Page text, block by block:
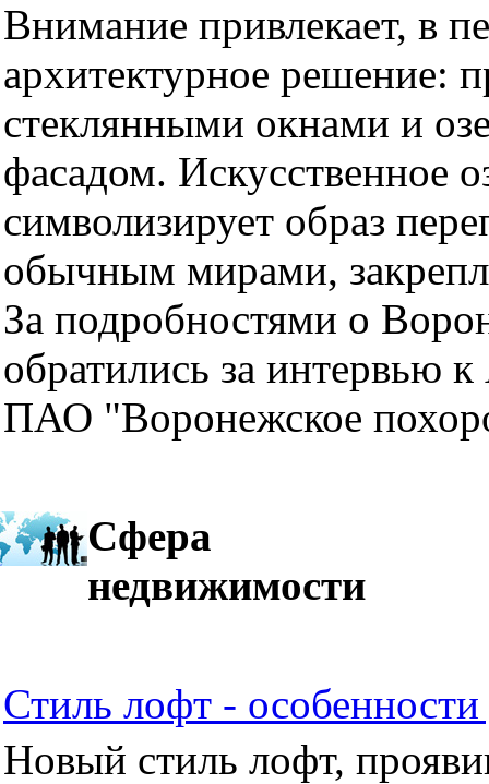
Внимание привлекает, в
архитектурное решение:
стеклянными окнами и
фасадом. Искусственное
символизирует образ
обычным мирами,
За подробностями о
обратились за интервью
ПАО "Воронежское
Сфера
недвижимости
Стиль лофт -
Новый стиль лофт,